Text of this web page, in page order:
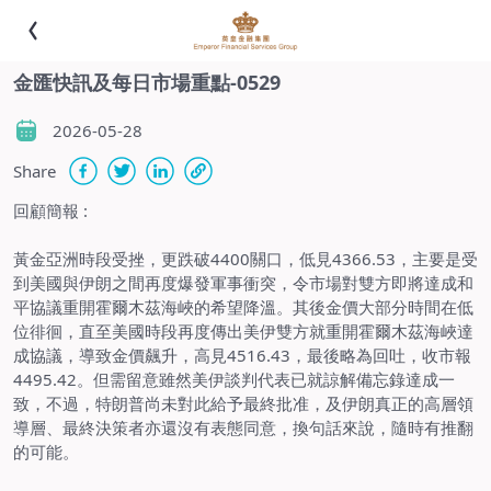
金匯快訊及每日市場重點-0529
2026-05-28
Share
回顧簡報 :
黃金亞洲時段受挫，更跌破4400關口，低見4366.53 ，主要是受
到美國與伊朗之間再度爆發軍事衝突，令市場對雙方即將達成和
平協議重開霍爾木茲海峽的希望降溫。其後金價大部分時間在低
位徘徊，直至美國時段再度傳出美伊雙方就重開霍爾木茲海峽達
成協議，導致金價飆升，高見4516.43 ，最後略為回吐，收市報
4495.42。但需留意雖然美伊談判代表已就諒解備忘錄達成一
致，不過，特朗普尚未對此給予最終批准，及伊朗真正的高層領
導層、最終決策者亦還沒有表態同意，換句話來說，隨時有推翻
的可能。